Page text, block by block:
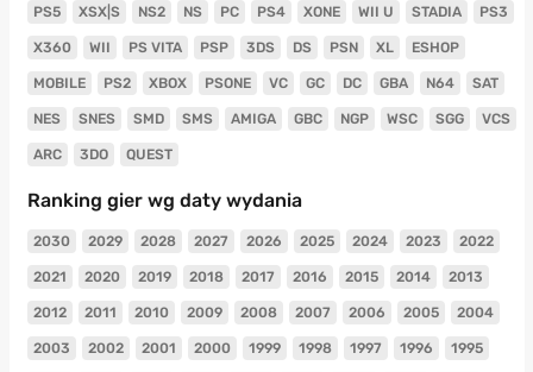
PS5 XSX|S NS2 NS PC PS4 XONE WII U STADIA PS3
X360 WII PS VITA PSP 3DS DS PSN XL ESHOP
MOBILE PS2 XBOX PSONE VC GC DC GBA N64 SAT
NES SNES SMD SMS AMIGA GBC NGP WSC SGG VCS
ARC 3DO QUEST
Ranking gier wg daty wydania
2030 2029 2028 2027 2026 2025 2024 2023 2022
2021 2020 2019 2018 2017 2016 2015 2014 2013
2012 2011 2010 2009 2008 2007 2006 2005 2004
2003 2002 2001 2000 1999 1998 1997 1996 1995